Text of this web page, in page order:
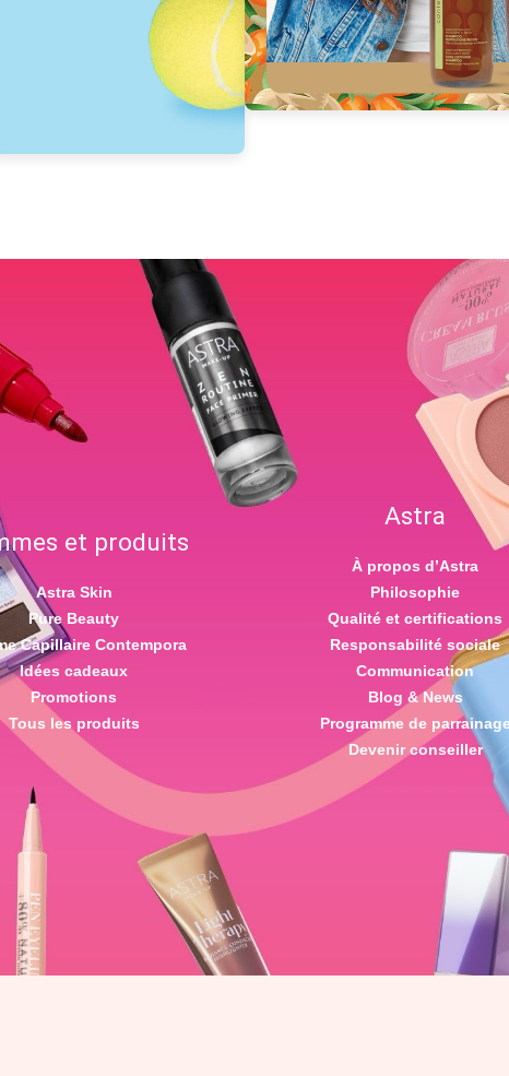
et produits
Astra Skin
Pure Beauty
Capillaire Contempora
Idées cadeaux
Promotions
Tous les produits
Astra
À propos d’Astra
Philosophie
Qualité et certifications
Responsabilité sociale
Communication
Blog & News
Programme de parrainage
Devenir conseiller